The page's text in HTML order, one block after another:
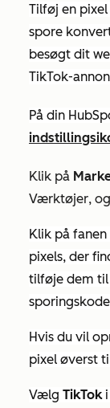
Tilføj en
spore
besøgt dit
TikTok-
På din
Klik på
Værktøjer,
Klik på fanen
pixels, der
tilføje dem til
Hvis du vil
pixel øverst
Vælg TikToki